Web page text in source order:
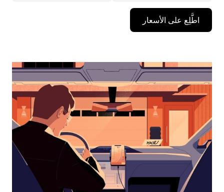
اضغط
على
مفتاح
للأسفل
لاستخدام
التقويم
التاريخ.
اضغط
على
زر
الخروج
لإغلاق
التقويم.
اطَّلِع على الأسعار